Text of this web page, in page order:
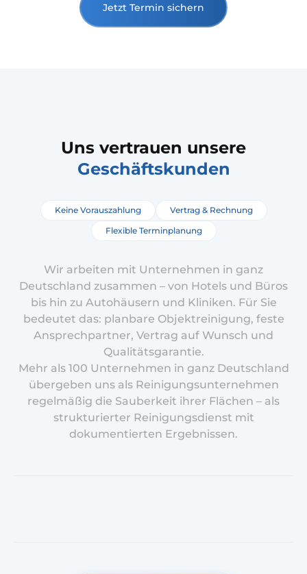
Jetzt Termin sichern
Uns vertrauen unsere
Geschäftskunden
Keine Vorauszahlung
Vertrag & Rechnung
Flexible Terminplanung
Wir arbeiten mit Unternehmen in ganz
Deutschland zusammen – von Hotels und Büros
bis hin zu Autohäusern und Kliniken. Für Sie
bedeutet das: planbare Objektreinigung, feste
Ansprechpartner, Vertrag auf Wunsch und
Qualitätsgarantie.
Mehr als 100 Unternehmen in ganz Deutschland
übergeben uns als Reinigungsunternehmen
regelmäßig die Sauberkeit ihrer Flächen – als
strukturierter Reinigungsdienst mit
dokumentierten Ergebnissen.